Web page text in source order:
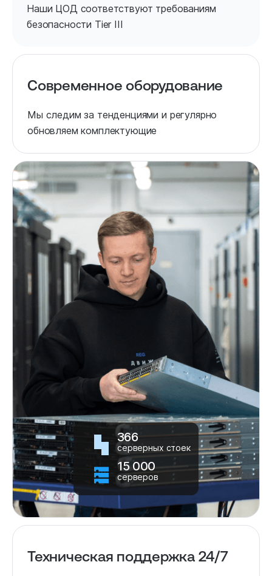
Наши ЦОД соответствуют требованиям
безопасности Tier III
Современное оборудование
Мы следим за тенденциями и регулярно
обновляем комплектующие
366
серверных стоек
15 000
серверов
Техническая поддержка 24/7